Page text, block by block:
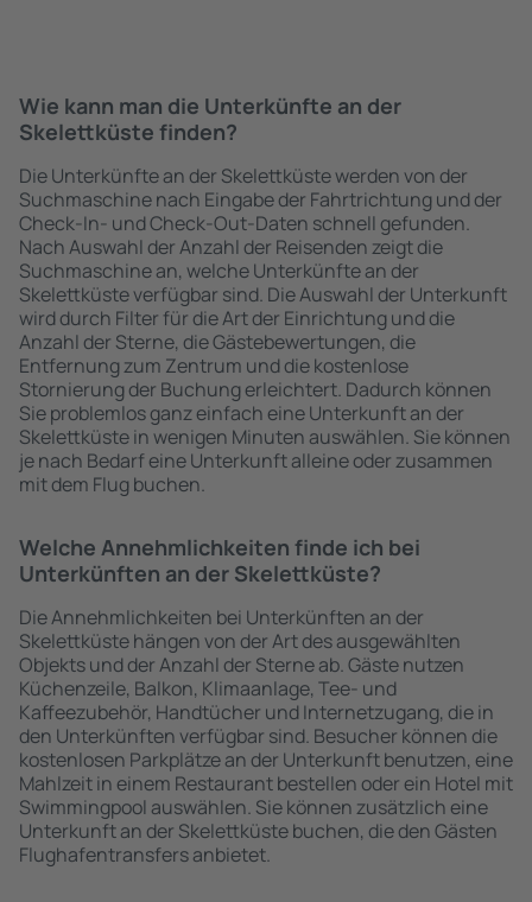
Wie kann man die Unterkünfte an der
Skelettküste finden?
Die Unterkünfte an der Skelettküste werden von der
Suchmaschine nach Eingabe der Fahrtrichtung und der
Check-In- und Check-Out-Daten schnell gefunden.
Nach Auswahl der Anzahl der Reisenden zeigt die
Suchmaschine an, welche Unterkünfte an der
Skelettküste verfügbar sind. Die Auswahl der Unterkunft
wird durch Filter für die Art der Einrichtung und die
Anzahl der Sterne, die Gästebewertungen, die
Entfernung zum Zentrum und die kostenlose
Stornierung der Buchung erleichtert. Dadurch können
Sie problemlos ganz einfach eine Unterkunft an der
Skelettküste in wenigen Minuten auswählen. Sie können
je nach Bedarf eine Unterkunft alleine oder zusammen
mit dem Flug buchen.
Welche Annehmlichkeiten finde ich bei
Unterkünften an der Skelettküste?
Die Annehmlichkeiten bei Unterkünften an der
Skelettküste hängen von der Art des ausgewählten
Objekts und der Anzahl der Sterne ab. Gäste nutzen
Küchenzeile, Balkon, Klimaanlage, Tee- und
Kaffeezubehör, Handtücher und Internetzugang, die in
den Unterkünften verfügbar sind. Besucher können die
kostenlosen Parkplätze an der Unterkunft benutzen, eine
Mahlzeit in einem Restaurant bestellen oder ein Hotel mit
Swimmingpool auswählen. Sie können zusätzlich eine
Unterkunft an der Skelettküste buchen, die den Gästen
Flughafentransfers anbietet.